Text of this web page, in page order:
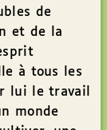
de
et de la
à tous les
lui le travail
monde